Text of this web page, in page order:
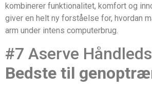
kombinerer funktionalitet, komfort og
giver en helt ny forståelse for, hvordan
arm under intens computerbrug.
#7 Aserve
Bedste til